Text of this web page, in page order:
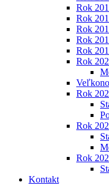
Rok
Rok
Rok
Rok
Rok
Rok
Rok
Rok
Rok
Kontakt